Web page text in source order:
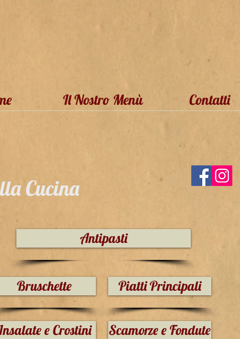
Il Nostro Menù Contatti
Cucina
Antipasti
Bruschette Piatti Principali
e Crostini Scamorze e Fondute